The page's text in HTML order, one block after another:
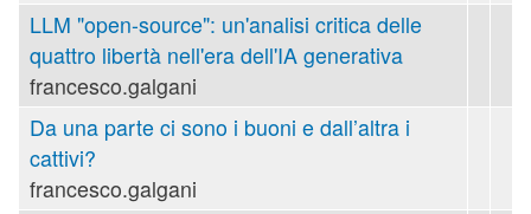
LLM "open-source": un'analisi critica delle
quattro libertà nell'era dell'IA generativa
francesco.galgani
Da una parte ci sono i buoni e dall’altra i
cattivi?
francesco.galgani